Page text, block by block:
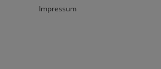
Impressum